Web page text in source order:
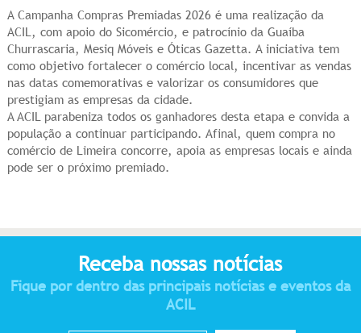
A Campanha Compras Premiadas 2026 é uma realização da
ACIL, com apoio do Sicomércio, e patrocínio da Guaíba
Churrascaria, Mesiq Móveis e Óticas Gazetta. A iniciativa tem
como objetivo fortalecer o comércio local, incentivar as vendas
nas datas comemorativas e valorizar os consumidores que
prestigiam as empresas da cidade.
A ACIL parabeniza todos os ganhadores desta etapa e convida a
população a continuar participando. Afinal, quem compra no
comércio de Limeira concorre, apoia as empresas locais e ainda
pode ser o próximo premiado.
Receba nossas notícias
Fique por dentro das principais notícias e eventos da
ACIL